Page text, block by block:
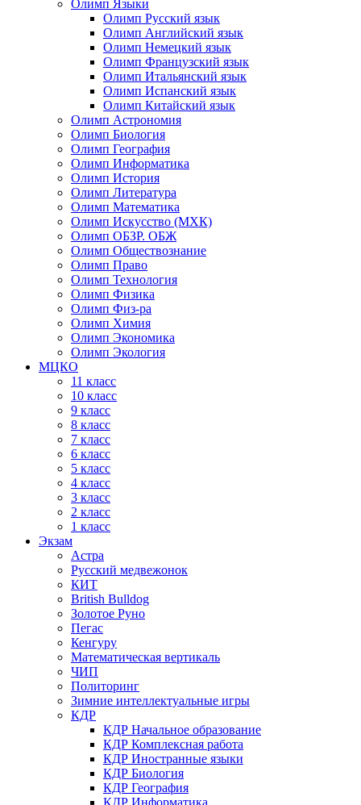
Олимп Языки
Олимп Русский язык
Олимп Английский язык
Олимп Немецкий язык
Олимп Французский язык
Олимп Итальянский язык
Олимп Испанский язык
Олимп Китайский язык
Олимп Астрономия
Олимп Биология
Олимп География
Олимп Информатика
Олимп История
Олимп Литература
Олимп Математика
Олимп Искусство (МХК)
Олимп ОБЗР. ОБЖ
Олимп Обществознание
Олимп Право
Олимп Технология
Олимп Физика
Олимп Физ-ра
Олимп Химия
Олимп Экономика
Олимп Экология
МЦКО
11 класс
10 класс
9 класс
8 класс
7 класс
6 класс
5 класс
4 класс
3 класс
2 класс
1 класс
Экзам
Астра
Русский медвежонок
КИТ
British Bulldog
Золотое Руно
Пегас
Кенгуру
Математическая вертикаль
ЧИП
Политоринг
Зимние интеллектуальные игры
КДР
КДР Начальное образование
КДР Комплексная работа
КДР Иностранные языки
КДР Биология
КДР География
КДР Информатика